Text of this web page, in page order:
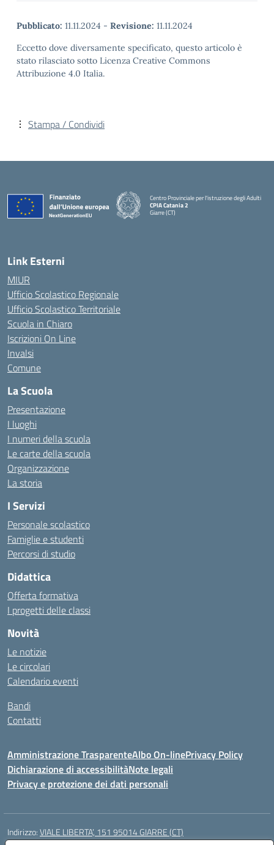
Pubblicato: 11.11.2024 - Revisione: 11.11.2024
Eccetto dove diversamente specificato, questo articolo è
stato rilasciato sotto Licenza Creative Commons
Attribuzione 4.0 Italia.
Stampa / Condividi
Centro Provinciale per l'istruzione degli Adulti
CPIA Catania 2
Giarre (CT)
Link Esterni
MIUR
Ufficio Scolastico Regionale
Ufficio Scolastico Territoriale
Scuola in Chiaro
Iscrizioni On Line
Invalsi
Comune
La Scuola
Presentazione
I luoghi
I numeri della scuola
Le carte della scuola
Organizzazione
La storia
I Servizi
Personale scolastico
Famiglie e studenti
Percorsi di studio
Didattica
Offerta formativa
I progetti delle classi
Novità
Le notizie
Le circolari
Calendario eventi
Bandi
Contatti
Amministrazione TrasparenteAlbo On-linePrivacy Policy
Dichiarazione di accessibilitàNote legali
Privacy e protezione dei dati personali
Indirizzo:VIALE LIBERTA’, 151 95014 GIARRE (CT)